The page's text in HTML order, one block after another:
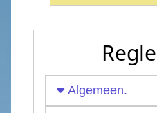
Algemeen.